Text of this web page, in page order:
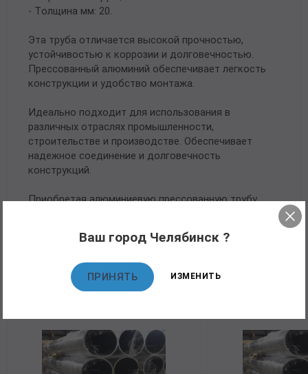
- Толщина мм: 20.
Эта труба отличается высокой прочностью,
устойчивостью к коррозии и долговечностью.
Прессованный алюминий обеспечивает легкость
конструкции и удобство монтажа.
Идеально подходит для использования в
различных отраслях промышленности,
строительстве и производстве. Обеспечивает
надежное соединение и долговечность
конструкций.
Приобретая алюминиевую прессованную трубу
108х20 ОСТ 1.92048-90 Д16, вы получаете надежный
Рекомендуемые товары
Ваш город Челябинск ?
ПРИНЯТЬ ИЗМЕНИТЬ